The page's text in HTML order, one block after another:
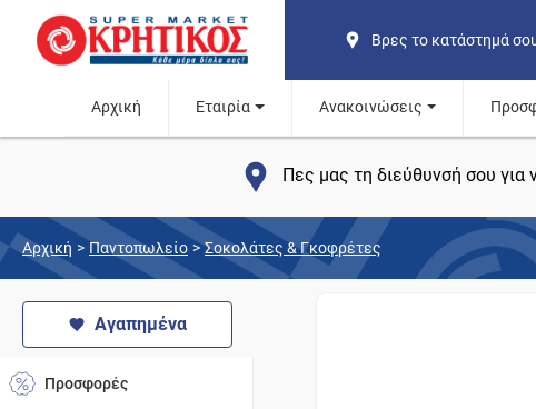
Βρες το κατάστημά
Αρχική Εταιρία Ανακοινώσεις
Πες μας τη διεύθυνσή σου
Αρχική > Παντοπωλείο > Σοκολάτες & Γκοφρέτες
Αγαπημένα
Προσφορές